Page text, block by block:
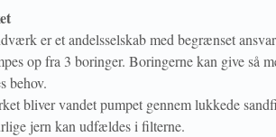
er et andelsselskab med begrænset
op fra 3 boringer. Boringerne kan give så
behov.
bliver vandet pumpet gennem lukkede
jern kan udfældes i filterne.